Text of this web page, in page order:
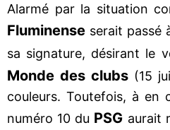
Alarmé par la situation
Fluminense serait passé
sa signature, désirant le
Monde des clubs (15
couleurs. Toutefois, à en
numéro 10 du PSG aurait